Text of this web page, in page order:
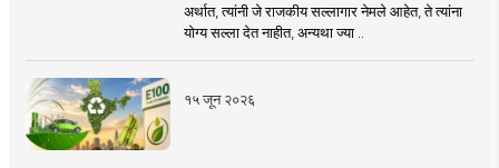
अर्थात, त्यांनी जे राजकीय सल्लागार नेमले आहेत, ते त्यांना
योग्य सल्ला देत नाहीत, अन्यथा ज्या ..
१५ जून २०२६